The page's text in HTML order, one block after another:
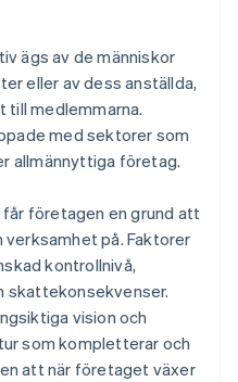
ägs av de människor
eller av dess anställda,
medlemmarna.
med sektorer som
allmännyttiga företag.
företagen en grund att
på. Faktorer
kontrollnivå,
skattekonsekvenser.
vision och
som kompletterar och
att när företaget växer